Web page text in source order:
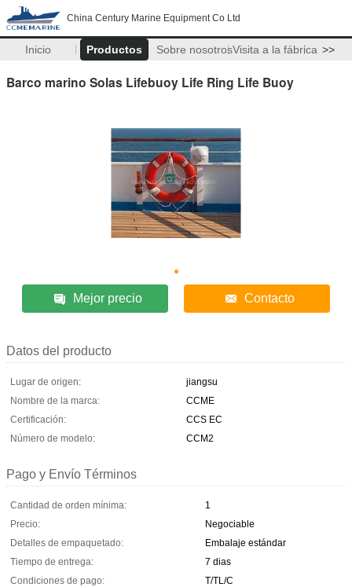
China Century Marine Equipment Co Ltd
Inicio Productos Sobre nosotrosVisita a la fábrica >>
Barco marino Solas Lifebuoy Life Ring Life Buoy
Mejor precio Contacto
Datos del producto
Lugar de origen:
jiangsu
Nombre de la marca:
CCME
Certificación:
CCS EC
Número de modelo:
CCM2
Pago y Envío Términos
Cantidad de orden mínima:
1
Precio:
Negociable
Detalles de empaquetado:
Embalaje estándar
Tiempo de entrega:
7 dias
Condiciones de pago:
T/TL/C